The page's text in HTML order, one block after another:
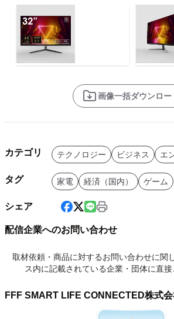
画像一括ダウンロー
カテゴリ テクノロジー ビジネス エ
タグ 家電 経済（国内） ゲーム
シェア
配信企業へのお問い合わせ
取材依頼・商品に対するお問い合わせに関
ス内に記載されている企業・団体に直接
FFF SMART LIFE CONNECTED株式